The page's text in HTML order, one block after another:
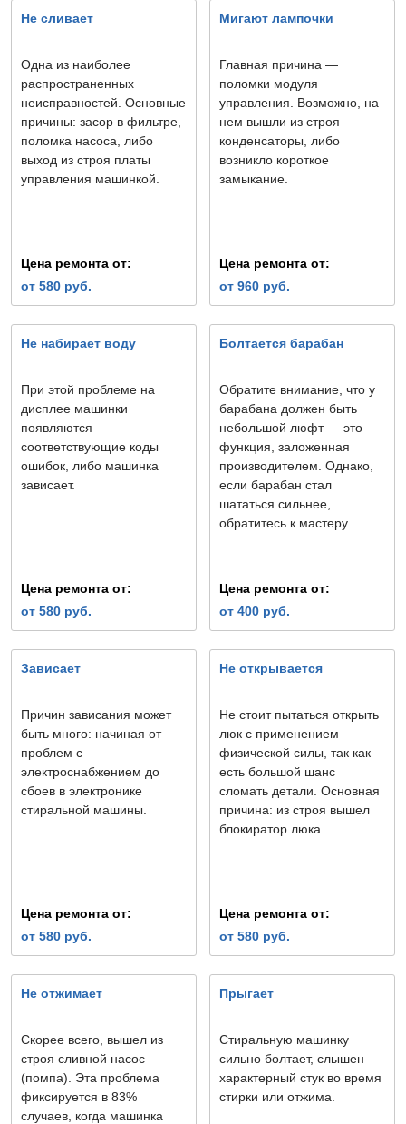
Не сливает
Одна из наиболее
распространенных
неисправностей. Основные
причины: засор в фильтре,
поломка насоса, либо
выход из строя платы
управления машинкой.
Цена ремонта от:
от 580 руб.
Мигают лампочки
Главная причина —
поломки модуля
управления. Возможно, на
нем вышли из строя
конденсаторы, либо
возникло короткое
замыкание.
Цена ремонта от:
от 960 руб.
Не набирает воду
При этой проблеме на
дисплее машинки
появляются
соответствующие коды
ошибок, либо машинка
зависает.
Цена ремонта от:
от 580 руб.
Болтается барабан
Обратите внимание, что у
барабана должен быть
небольшой люфт — это
функция, заложенная
производителем. Однако,
если барабан стал
шататься сильнее,
обратитесь к мастеру.
Цена ремонта от:
от 400 руб.
Зависает
Причин зависания может
быть много: начиная от
проблем с
электроснабжением до
сбоев в электронике
стиральной машины.
Цена ремонта от:
от 580 руб.
Не открывается
Не стоит пытаться открыть
люк с применением
физической силы, так как
есть большой шанс
сломать детали. Основная
причина: из строя вышел
блокиратор люка.
Цена ремонта от:
от 580 руб.
Не отжимает
Скорее всего, вышел из
строя сливной насос
(помпа). Эта проблема
фиксируется в 83%
случаев, когда машинка
Прыгает
Стиральную машинку
сильно болтает, слышен
характерный стук во время
стирки или отжима.